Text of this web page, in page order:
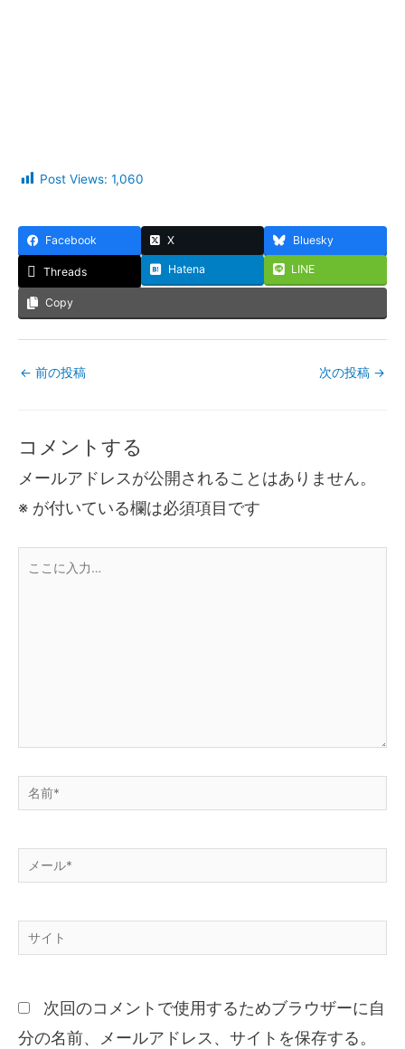
Post Views: 1,060
Facebook X Bluesky
Threads Hatena LINE
Copy
← 前の投稿 次の投稿 →
コメントする
メールアドレスが公開されることはありません。
※ が付いている欄は必須項目です
次回のコメントで使用するためブラウザーに自
分の名前、メールアドレス、サイトを保存する。